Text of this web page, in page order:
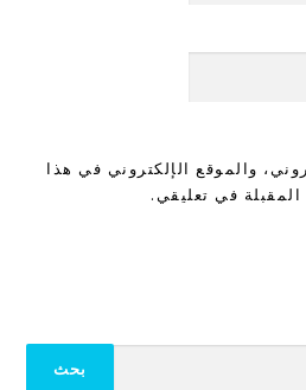
والموقع الإلكتروني في هذا
في تعليقي.